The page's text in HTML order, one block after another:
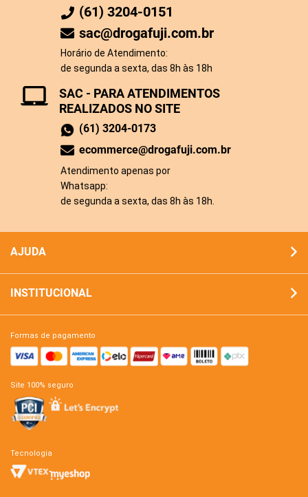
SAC - PARA ATENDIMENTOS
REALIZADOS NO SITE
(61) 3204-0173
ecommerce@drogafuji.com.br
Atendimento apenas por
Whatsapp:
de segunda a sexta, das 8h às 18h.
(61) 3204-0151
sac@drogafuji.com.br
Horário de Atendimento:
de segunda a sexta, das 8h às 18h
AJUDA
INSTITUCIONAL
formas de pagamento
site 100% seguro
tecnologia